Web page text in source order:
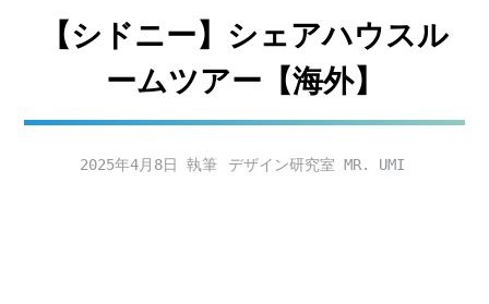
【シドニー】シェアハウスル
ームツアー【海外】
2025年4月8日 デザイン研究室 MR. UMI